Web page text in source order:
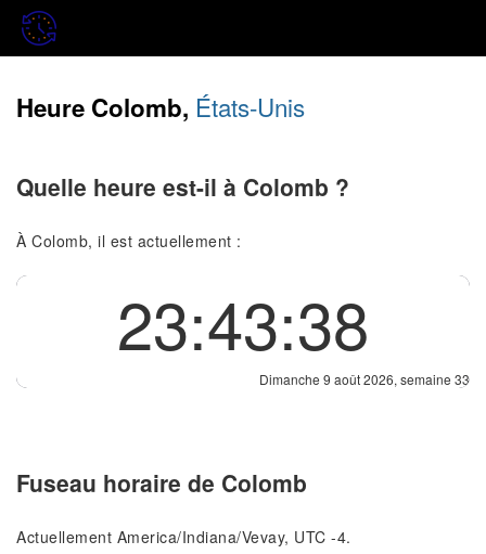
Heure Colomb, États-Unis
Quelle heure est-il à Colomb ?
À Colomb, il est actuellement :
23:43:39
Dimanche 9 août 2026, semaine 33
Fuseau horaire de Colomb
Actuellement America/Indiana/Vevay, UTC -4.